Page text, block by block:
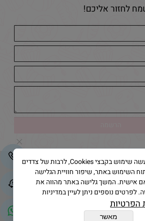
לחזור אליכם!
לידיעתך, באתרנו נעשה שימוש בקבצי Cookies, לרבות של צדדים
השימוש באתר, שיפור חוויית הגלישה
אישית. המשך גלישה באתר מהווה את
נוספים ניתן לעיין במדיניות
הפרטיות
מאשר